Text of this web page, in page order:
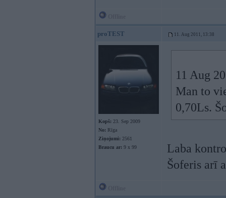
proTEST 11. Aug 2011, 13:38
Kopš: 23. Sep 2009
No: Rīga
Ziņojumi: 2561
Braucu ar: 9 x 99
11 Aug
Man to
0,70Ls.
Laba
Šoferis arī